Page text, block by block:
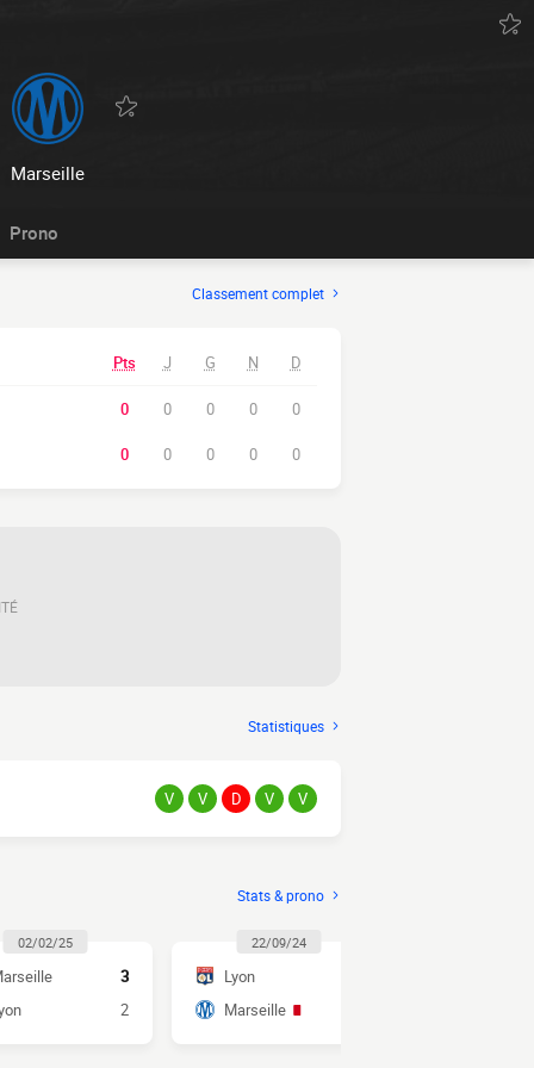
Marseille
Prono
Classement complet
Pts J G N D
0 0 0 0 0
0 0 0 0 0
Statistiques
V V D V V
Stats & prono
02/02/25
3
2
22/09/24
Lyon
Marseille